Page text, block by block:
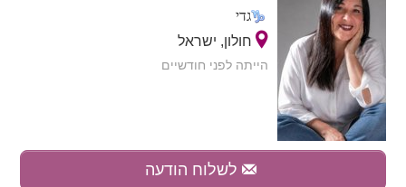
גדי
חולון, ישראל
הייתה לפני חודשיים
לשלוח הודעה